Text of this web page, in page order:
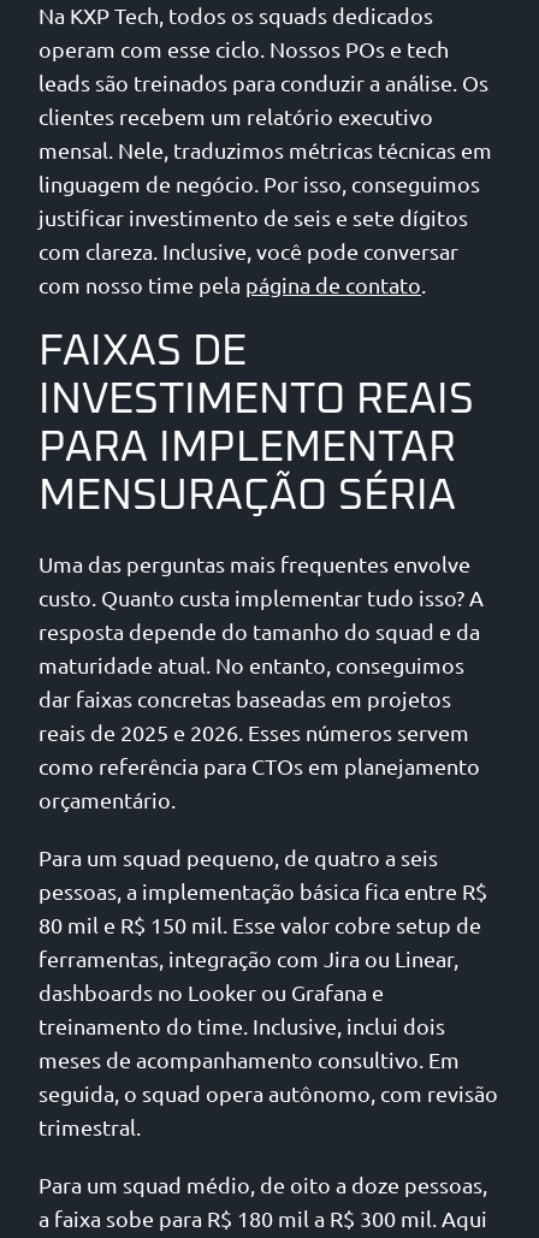
Na KXP Tech, todos os squads dedicados
operam com esse ciclo. Nossos POs e tech
leads são treinados para conduzir a análise. Os
clientes recebem um relatório executivo
mensal. Nele, traduzimos métricas técnicas em
linguagem de negócio. Por isso, conseguimos
justificar investimento de seis e sete dígitos
com clareza. Inclusive, você pode conversar
com nosso time pela página de contato
FAIXAS DE
INVESTIMENTO REAIS
PARA IMPLEMENTAR
MENSURAÇÃO SÉRIA
Uma das perguntas mais frequentes envolve
custo. Quanto custa implementar tudo isso? A
resposta depende do tamanho do squad e da
maturidade atual. No entanto, conseguimos
dar faixas concretas baseadas em projetos
reais de 2025 e 2026. Esses números servem
como referência para CTOs em planejamento
orçamentário.
Para um squad pequeno, de quatro a seis
pessoas, a implementação básica fica entre R$
80 mil e R$ 150 mil. Esse valor cobre setup de
ferramentas, integração com Jira ou Linear,
dashboards no Looker ou Grafana e
treinamento do time. Inclusive, inclui dois
meses de acompanhamento consultivo. Em
seguida, o squad opera autônomo, com revisão
trimestral.
Para um squad médio, de oito a doze pessoas,
a faixa sobe para R$ 180 mil a R$ 300 mil. Aqui